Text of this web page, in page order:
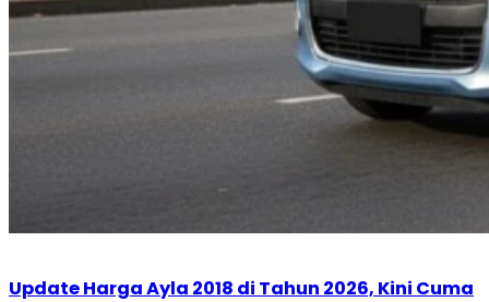
Update Harga Ayla 2018 di Tahun 2026, Kini Cuma